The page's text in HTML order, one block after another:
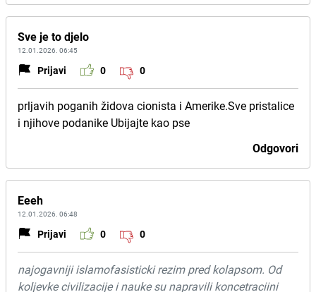
Sve je to djelo
12.01.2026. 06:45
Prijavi 0 0
prljavih poganih židova cionista i Amerike.Sve pristalice
i njihove podanike Ubijajte kao pse
Odgovori
Eeeh
12.01.2026. 06:48
Prijavi 0 0
najogavniji islamofasisticki rezim pred kolapsom. Od
koljevke civilizacije i nauke su napravili koncetraciini